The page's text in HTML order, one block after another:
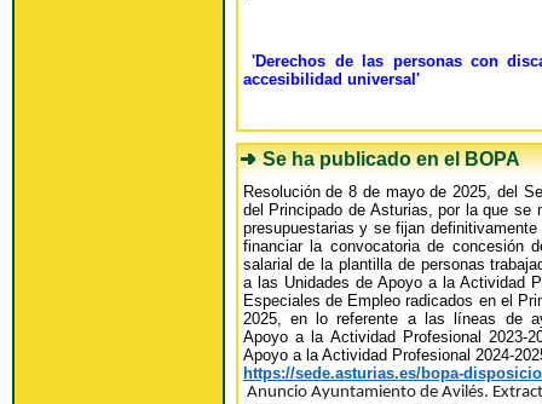
'Derechos de las personas con
accesibilidad universal'
Se ha publicado en el BOPA
Resolución de 8 de mayo de 2025, del
del Principado de Asturias, por la que se
presupuestarias y se fijan
financiar la convocatoria de concesión
salarial de la plantilla de personas
a las Unidades de Apoyo a la Actividad
Especiales de Empleo radicados en el
2025, en lo referente a las líneas de
Apoyo a la Actividad Profesional 2023-
Apoyo a la Actividad Profesional 2024-
https://sede.asturias.es/bopa-
Anuncio Ayuntamiento de Avilés.